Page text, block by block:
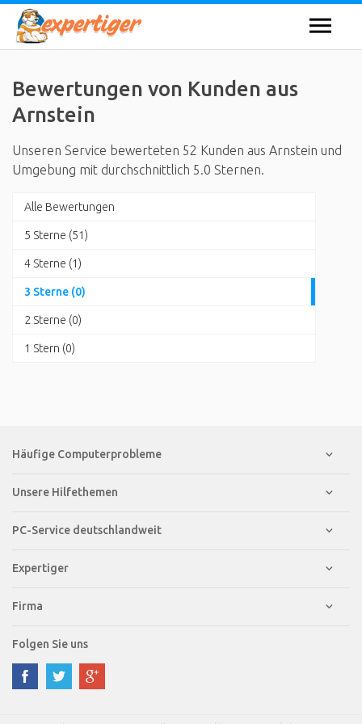
Bewertungen von Kunden aus
Arnstein
Unseren Service bewerteten 52 Kunden aus Arnstein und
Umgebung mit durchschnittlich 5.0 Sternen.
Alle Bewertungen
5 Sterne (51)
4 Sterne (1)
3 Sterne (0)
2 Sterne (0)
1 Stern (0)
Häufige Computerprobleme
Unsere Hilfethemen
PC-Service deutschlandweit
Expertiger
Firma
Folgen Sie uns